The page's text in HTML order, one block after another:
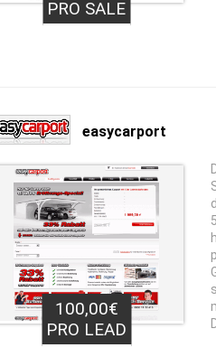
PRO SALE
easycarport
100,00€
PRO LEAD